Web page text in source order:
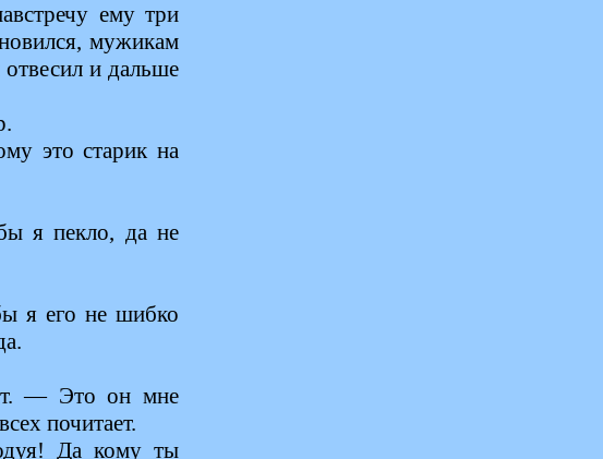
ему три
мужикам
и дальше
это старик на
я пекло, да не
я его не шибко
— Это он мне
почитает.
Да кому ты